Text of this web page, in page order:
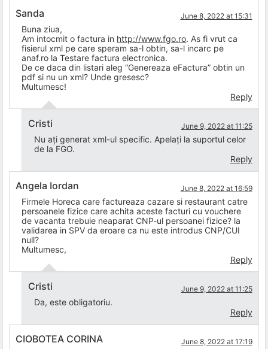
Sanda June 8, 2022 at 15:31
Buna ziua,
Am intocmit o factura in http://www.fgo.ro. As fi vrut ca
fisierul xml pe care speram sa-l obtin, sa-l incarc pe
anaf.ro la Testare factura electronica.
De ce daca din listari aleg “Genereaza eFactura” obtin un
pdf si nu un xml? Unde gresesc?
Multumesc!
Reply
Cristi June 9, 2022 at 11:25
Nu ați generat xml-ul specific. Apelați la suportul celor
de la FGO.
Reply
Angela Iordan June 8, 2022 at 16:59
Firmele Horeca care factureaza cazare si restaurant catre
persoanele fizice care achita aceste facturi cu vouchere
de vacanta trebuie neaparat CNP-ul persoanei fizice? la
validarea in SPV da eroare ca nu este introdus CNP/CUI
null?
Multumesc,
Reply
Cristi June 9, 2022 at 11:25
Da, este obligatoriu.
Reply
CIOBOTEA CORINA June 8, 2022 at 17:19